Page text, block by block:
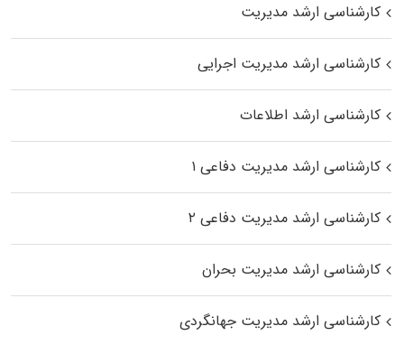
کارشناسی ارشد مدیریت
کارشناسی ارشد مدیریت اجرایی
کارشناسی ارشد اطلاعات
کارشناسی ارشد مدیریت دفاعی ۱
کارشناسی ارشد مدیریت دفاعی ۲
کارشناسی ارشد مدیریت بحران
کارشناسی ارشد مدیریت جهانگردی